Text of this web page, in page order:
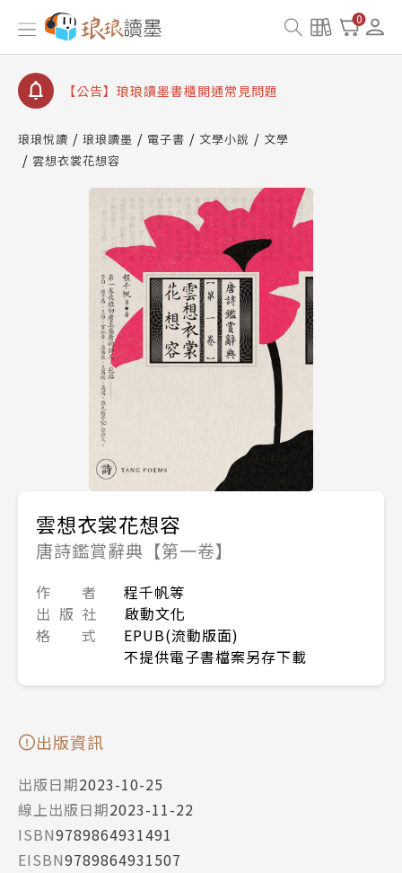
0
【公告】琅琅讀墨數位閱讀資產合併與書櫃開通申請
【公告】琅琅讀墨書櫃開通常見問題
【公告】琅琅讀墨 3 分鐘完成書櫃開通與資產合併申
請圖文教學
查詢
【公告】琅琅讀墨數位閱讀資產合併與書櫃開通申請
琅琅悅讀 琅琅讀墨 電子書 文學小說
文學
雲想衣裳花想容
雲想衣裳花想容
唐詩鑑賞辭典【第一卷】
作 者
程千帆等
出 版 社
啟動文化
格 式
EPUB(流動版面)
不提供電子書檔案另存下載
出版資訊
出版日期2023-10-25
線上出版日期2023-11-22
ISBN9789864931491
EISBN9789864931507